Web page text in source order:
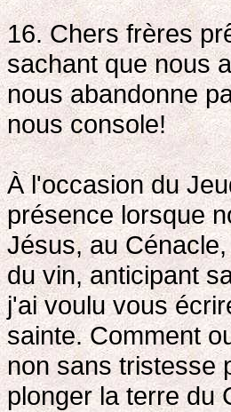
16. Chers frères
sachant que nous
nous abandonne
nous console!
À l'occasion du
présence lorsque
Jésus, au
du vin, anticipant
j'ai voulu vous
sainte. Comment
non sans tristesse
plonger la terre du